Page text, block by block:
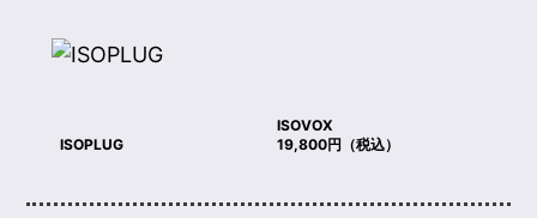
ISOVOX
ISOPLUG
19,800円（税込）